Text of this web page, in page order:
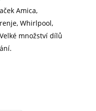
Amica,
Whirlpool,
množství dílů